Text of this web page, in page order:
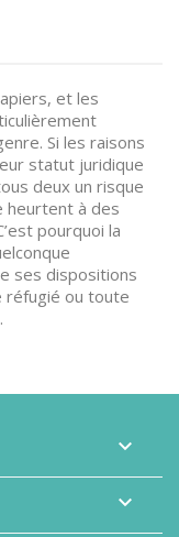
et les
Si les raisons
statut juridique
deux un risque
heurtent à des
pourquoi la
ses dispositions
réfugié ou toute

